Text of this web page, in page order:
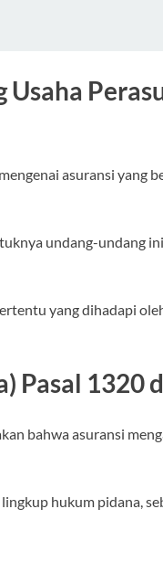
Usaha
asuransi yang
undang-undang
yang dihadapi
Pasal 1320
bahwa asuransi
hukum pidana,